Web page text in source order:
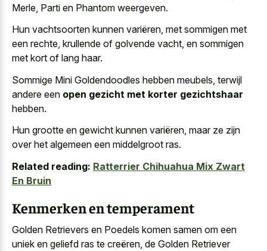
Merle, Parti en Phantom weergeven.
Hun vachtsoorten kunnen variëren, met sommigen met
een rechte, krullende of golvende vacht, en sommigen
met kort of lang haar.
Sommige Mini Goldendoodles hebben meubels, terwijl
andere een open gezicht met korter gezichtshaar
hebben.
Hun grootte en gewicht kunnen variëren, maar ze zijn
over het algemeen een middelgroot ras.
Related reading: Ratterrier Chihuahua Mix Zwart
En Bruin
Kenmerken en temperament
Golden Retrievers en Poedels komen samen om een
uniek en geliefd ras te creëren, de Golden Retriever